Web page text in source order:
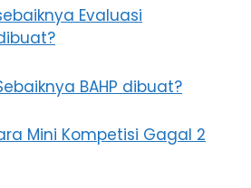
Evaluasi
BAHP dibuat?
Mini Kompetisi Gagal 2